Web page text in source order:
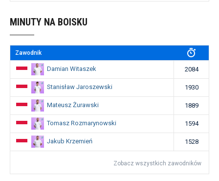
MINUTY NA BOISKU
Zawodnik
Damian Witaszek 2084
Stanisław Jaroszewski 1930
Mateusz Żurawski 1889
Tomasz Rozmarynowski 1594
Jakub Krzemień 1528
Zobacz wszystkich zawodników